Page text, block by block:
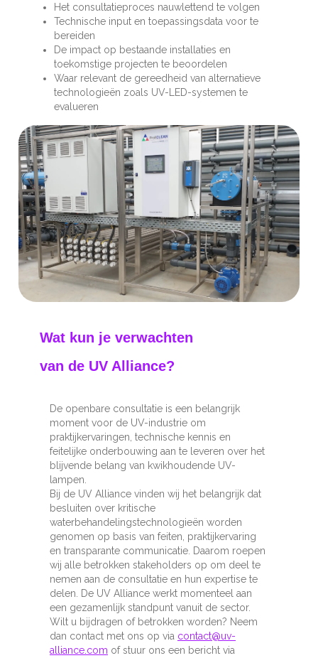
Het consultatieproces nauwlettend te volgen
Technische input en toepassingsdata voor te
bereiden
De impact op bestaande installaties en
toekomstige projecten te beoordelen
Waar relevant de gereedheid van alternatieve
technologieën zoals UV-LED-systemen te
evalueren
Wat kun je verwachten
van de UV Alliance?
De openbare consultatie is een belangrijk
moment voor de UV-industrie om
praktijkervaringen, technische kennis en
feitelijke onderbouwing aan te leveren over het
blijvende belang van kwikhoudende UV-
lampen.
Bij de UV Alliance vinden wij het belangrijk dat
besluiten over kritische
waterbehandelingstechnologieën worden
genomen op basis van feiten, praktijkervaring
en transparante communicatie. Daarom roepen
wij alle betrokken stakeholders op om deel te
nemen aan de consultatie en hun expertise te
delen. De UV Alliance werkt momenteel aan
een gezamenlijk standpunt vanuit de sector.
Wilt u bijdragen of betrokken worden? Neem
dan contact met ons op via contact@uv-
alliance.com of stuur ons een bericht via